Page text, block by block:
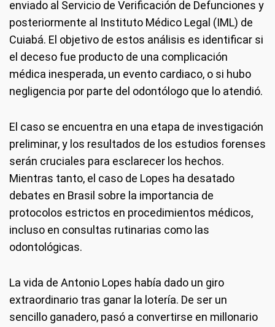
enviado al Servicio de Verificación de Defunciones y
posteriormente al Instituto Médico Legal (IML) de
Cuiabá. El objetivo de estos análisis es identificar si
el deceso fue producto de una complicación
médica inesperada, un evento cardiaco, o si hubo
negligencia por parte del odontólogo que lo atendió.
El caso se encuentra en una etapa de investigación
preliminar, y los resultados de los estudios forenses
serán cruciales para esclarecer los hechos.
Mientras tanto, el caso de Lopes ha desatado
debates en Brasil sobre la importancia de
protocolos estrictos en procedimientos médicos,
incluso en consultas rutinarias como las
odontológicas.
La vida de Antonio Lopes había dado un giro
extraordinario tras ganar la lotería. De ser un
sencillo ganadero, pasó a convertirse en millonario